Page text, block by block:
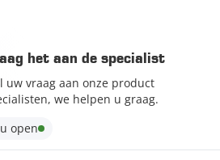
het aan de specialist
uw vraag aan onze product
we helpen u graag.
open